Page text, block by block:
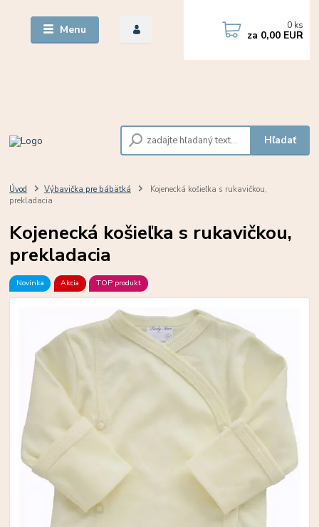
Menu
Hľadať
0 ks
za 0,00 EUR
Úvod Výbavička pre bábätká
Kojenecká košieľka s rukavičkou,
prekladacia
Kojenecká košieľka s rukavičkou,
prekladacia
Novinka Akcia TOP produkt